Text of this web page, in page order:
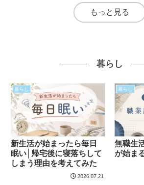
もっと見る
暮らし
暮らし
新生活が始まったら毎日
眠い│帰宅後に寝落ちして
しまう理由を考えてみた
2026.07.21
暮らし
無職生
が始ま